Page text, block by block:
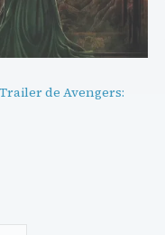
de Avengers: